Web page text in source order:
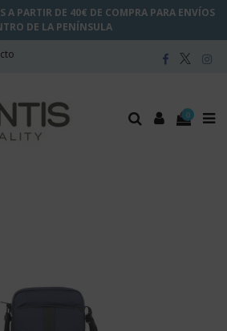
A PARTIR DE 40€ DE COMPRA PARA ENVÍOS
DE LA PENÍNSULA
0